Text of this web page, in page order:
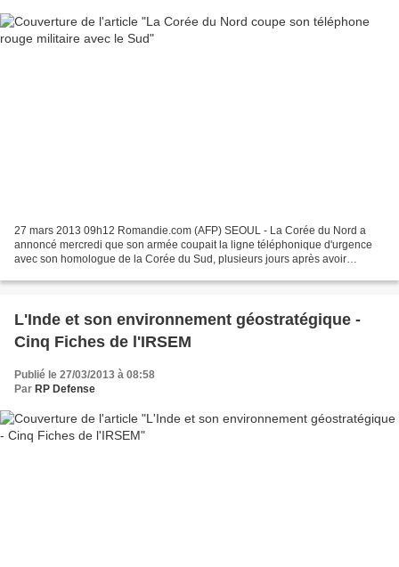
27 mars 2013 09h12 Romandie.com (AFP) SEOUL - La Corée du Nord a
annoncé mercredi que son armée coupait la ligne téléphonique d'urgence
avec son homologue de la Corée du Sud, plusieurs jours après avoir
L'Inde et son environnement géostratégique -
Cinq Fiches de l'IRSEM
Publié le 27/03/2013 à 08:58
Par RP Defense